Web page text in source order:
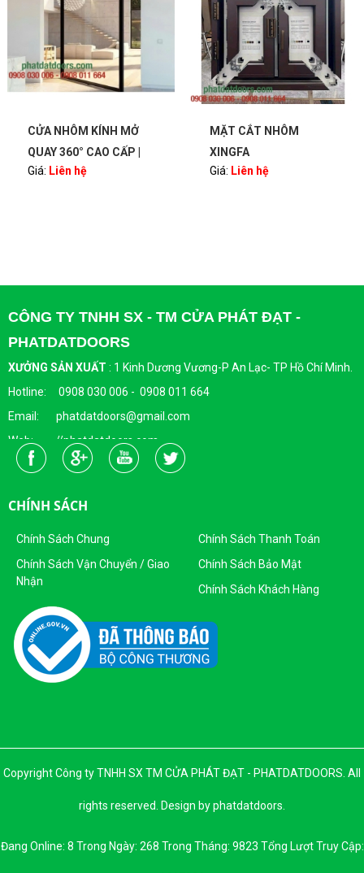
CỬA NHÔM KÍNH MỞ
QUAY 360° CAO CẤP |
BẢN LỀ PIVOT – SANG
Giá: Liên hệ
MẶT CẮT NHÔM
XINGFA
Giá: Liên hệ
CÔNG TY TNHH SX - TM CỬA PHÁT ĐẠT -
PHATDATDOORS
XƯỞNG SẢN XUẤT : 1 Kinh Dương Vương-P An Lạc- TP Hồ Chí Minh.
Hotline: 0908 030 006 - 0908 011 664
Email: phatdatdoors@gmail.com
Web: //phatdatdoors.com
Fanpage : https://www.facebook.com/cuaphatdat
DKKD: 0313215412
Ngày Cấp: 16/04/2015
Nơi Cấp: Sở KHĐT Thành Phố Hồ Chí Minh
Sản Phẩm Của Công Ty TNHH SX - TM CỬA PHÁT ĐẠT
CHÍNH SÁCH
Chính Sách Chung
Chính Sách Thanh Toán
Chính Sách Vận Chuyển / Giao
Nhận
Chính Sách Bảo Mật
Chính Sách Khách Hàng
Copyright Công ty TNHH SX TM CỬA PHÁT ĐẠT - PHATDATDOORS. All
rights reserved. Design by phatdatdoors.
Đang Online: 8 Trong Ngày: 268 Trong Tháng: 9823 Tổng Lượt Truy Cập: